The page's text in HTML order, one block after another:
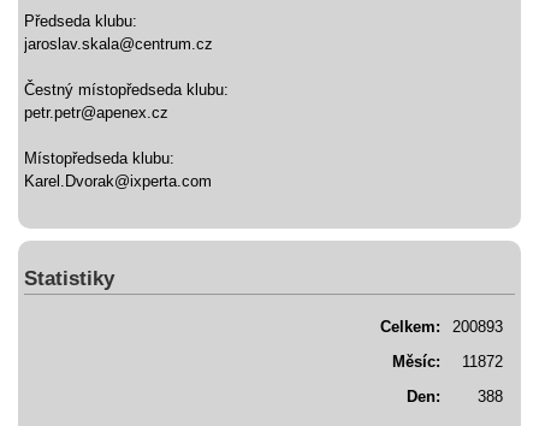
Předseda klubu:
jaroslav.skala@centrum.cz
Čestný místopředseda klubu:
petr.petr@apenex.cz
Místopředseda klubu:
Karel.Dvorak@ixperta.com
Statistiky
Celkem:
200893
Měsíc:
11872
Den:
388